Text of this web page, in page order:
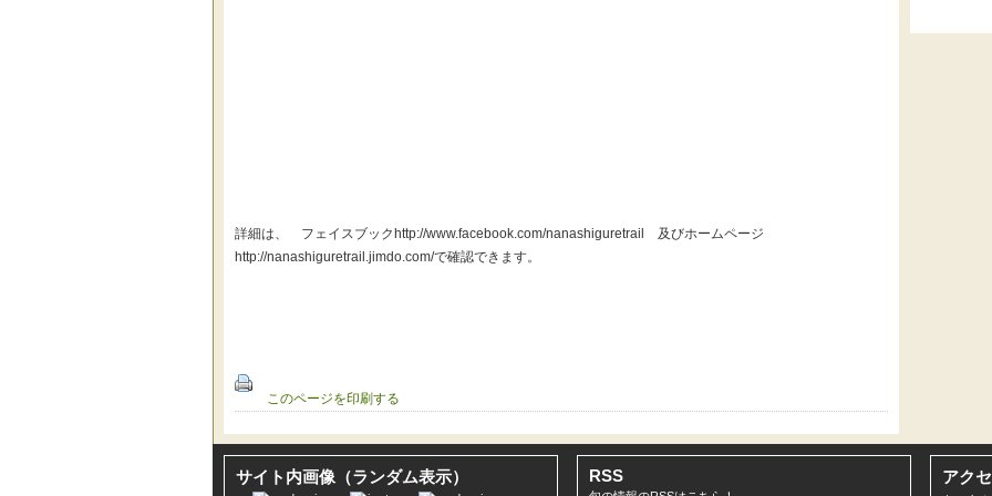
詳細は、 フェイスブックhttp://www.facebook.com/nanashiguretrail 及びホームページ
http://nanashiguretrail.jimdo.com/で確認できます。
このページを印刷する
サイト内画像（ランダム表示） RSS アク